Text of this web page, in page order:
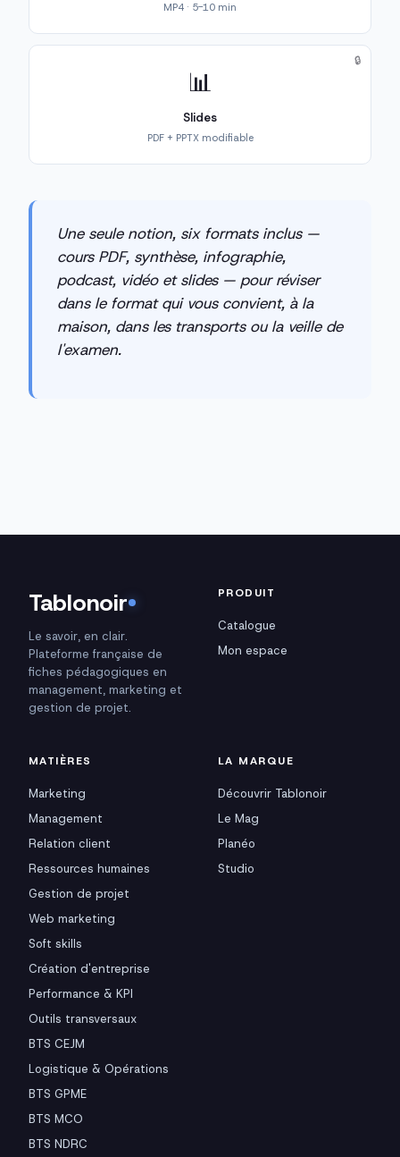
MP4 · 5-10 min
📊
Slides
PDF + PPTX modifiable
🔒
Une seule notion, six formats inclus —
cours PDF, synthèse, infographie,
podcast, vidéo et slides — pour réviser
dans le format qui vous convient, à la
maison, dans les transports ou la veille de
l'examen.
Tablonoir
Le savoir, en clair.
Plateforme française de
fiches pédagogiques en
management, marketing et
gestion de projet.
PRODUIT
Catalogue
Mon espace
MATIÈRES
Marketing
Management
Relation client
Ressources humaines
Gestion de projet
Web marketing
Soft skills
Création d'entreprise
Performance & KPI
Outils transversaux
BTS CEJM
Logistique & Opérations
BTS GPME
BTS MCO
BTS NDRC
LA MARQUE
Découvrir Tablonoir
Le Mag
Planéo
Studio